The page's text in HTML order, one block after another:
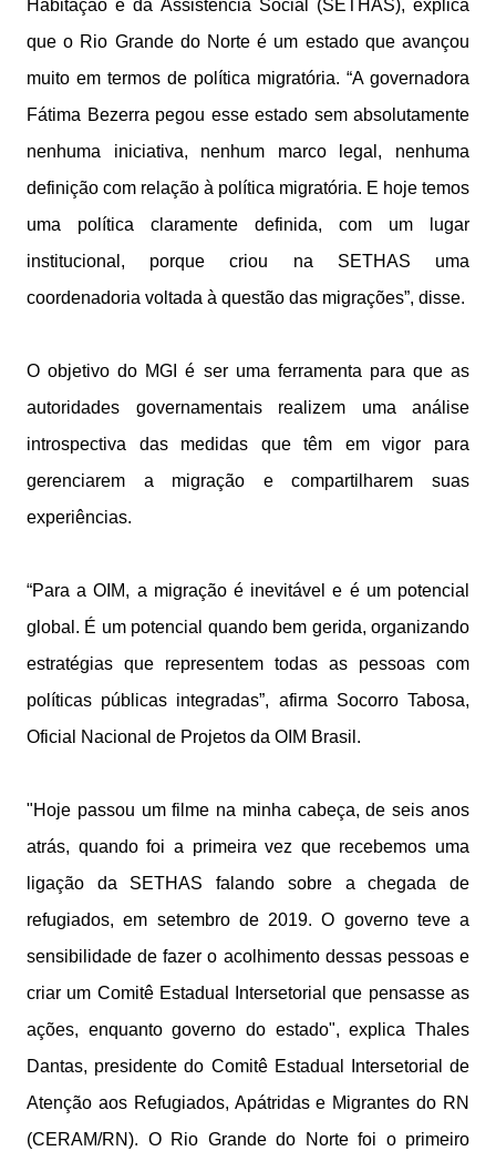
Habitação e da Assistência Social (SETHAS), explica
que o Rio Grande do Norte é um estado que avançou
muito em termos de política migratória. “A governadora
Fátima Bezerra pegou esse estado sem absolutamente
nenhuma iniciativa, nenhum marco legal, nenhuma
definição com relação à política migratória. E hoje temos
uma política claramente definida, com um lugar
institucional, porque criou na SETHAS uma
coordenadoria voltada à questão das migrações”, disse.
O objetivo do MGI é ser uma ferramenta para que as
autoridades governamentais realizem uma análise
introspectiva das medidas que têm em vigor para
gerenciarem a migração e compartilharem suas
experiências.
“Para a OIM, a migração é inevitável e é um potencial
global. É um potencial quando bem gerida, organizando
estratégias que representem todas as pessoas com
políticas públicas integradas”, afirma Socorro Tabosa,
Oficial Nacional de Projetos da OIM Brasil.
"Hoje passou um filme na minha cabeça, de seis anos
atrás, quando foi a primeira vez que recebemos uma
ligação da SETHAS falando sobre a chegada de
refugiados, em setembro de 2019. O governo teve a
sensibilidade de fazer o acolhimento dessas pessoas e
criar um Comitê Estadual Intersetorial que pensasse as
ações, enquanto governo do estado", explica Thales
Dantas, presidente do Comitê Estadual Intersetorial de
Atenção aos Refugiados, Apátridas e Migrantes do RN
(CERAM/RN). O Rio Grande do Norte foi o primeiro